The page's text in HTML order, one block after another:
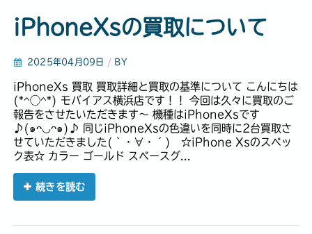
iPhoneXsの買取について
2025年04月09日 / BY
iPhoneXs 買取 買取詳細と買取の基準について こんにちは
(*^◯^*) モバイアス横浜店です！！ 今回は久々に買取のご
報告をさせたいただきます〜 機種はiPhoneXsです
♪(๑ᴖ◡ᴖ๑)♪ 同じiPhoneXsの色違いを同時に2台買取さ
せていただきました(｀・∀・´) ☆iPhone Xsのスペッ
ク表☆ カラー ゴールド スペースグ...
続きを読む